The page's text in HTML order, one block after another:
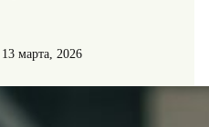
13 марта, 2026